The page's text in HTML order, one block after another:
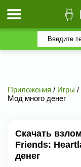
Приложения / Игры /
Мод много денег
Скачать
Friends:
денег